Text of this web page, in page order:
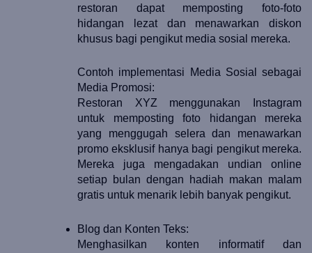
restoran dapat memposting foto-foto
hidangan lezat dan menawarkan diskon
khusus bagi pengikut media sosial mereka.
Contoh implementasi Media Sosial sebagai
Media Promosi:
Restoran XYZ menggunakan Instagram
untuk memposting foto hidangan mereka
yang menggugah selera dan menawarkan
promo eksklusif hanya bagi pengikut mereka.
Mereka juga mengadakan undian online
setiap bulan dengan hadiah makan malam
gratis untuk menarik lebih banyak pengikut.
Blog dan Konten Teks:
Menghasilkan konten informatif dan